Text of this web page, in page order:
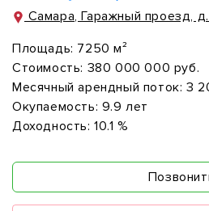
Самара, Гаражный проезд,
Площадь: 7250 м²
Стоимость: 380 000 000 руб.
Месячный арендный поток: 3
Окупаемость: 9.9 лет
Доходность: 10.1 %